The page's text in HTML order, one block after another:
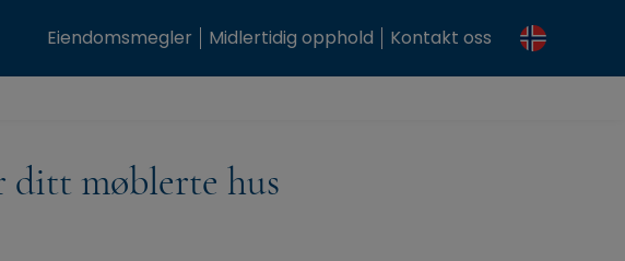
Eiendomsmegler Midlertidig opphold Kontakt oss
møblerte hus